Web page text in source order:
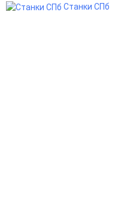
Станки СПб